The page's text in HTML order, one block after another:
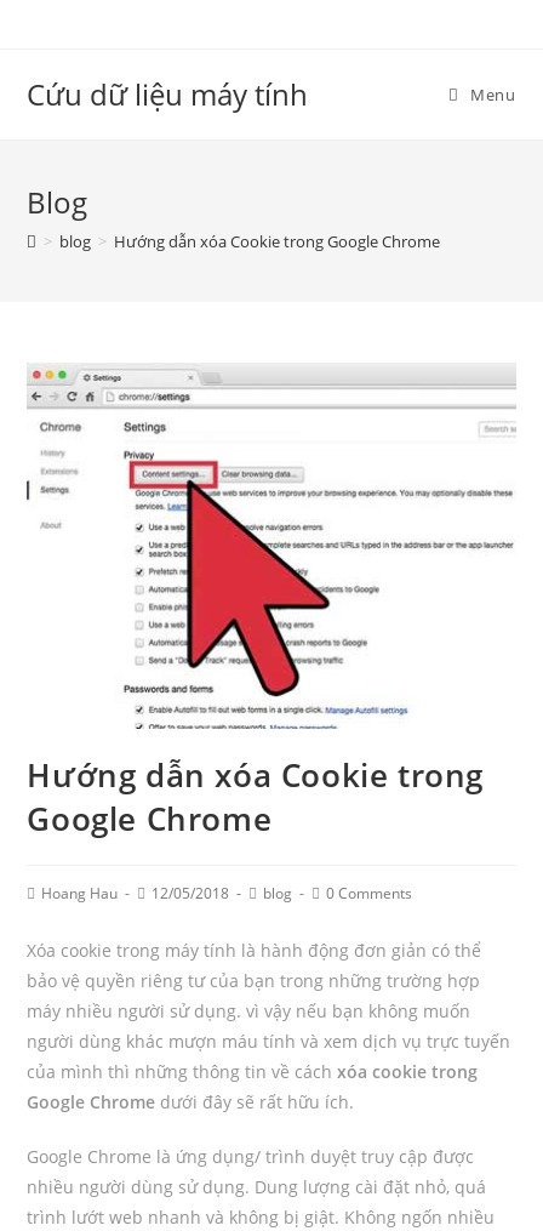
Cứu dữ liệu máy tính Menu
Blog
> blog > Hướng dẫn xóa Cookie trong Google Chrome
Hướng dẫn xóa Cookie trong
Google Chrome
PostHoang Hau
Post12/05/2018
Postblog
Post0 Comments
Xóa cookie trong máy tính là hành động đơn giản có thể
bảo vệ quyền riêng tư của bạn trong những trường hợp
máy nhiều người sử dụng. vì vậy nếu bạn không muốn
người dùng khác mượn máu tính và xem dịch vụ trực tuyến
của mình thì những thông tin về cáchxóa cookie trong
Google Chrome dưới đây sẽ rất hữu ích.
Google Chrome là ứng dụng/ trình duyệt truy cập được
nhiều người dùng sử dụng. Dung lượng cài đặt nhỏ, quá
trình lướt web nhanh và không bị giật. Không ngốn nhiều